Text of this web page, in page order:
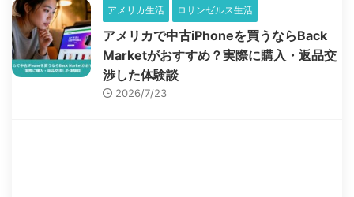
アメリカ生活 ロサンゼルス生活
アメリカで中古iPhoneを買うならBack
Marketがおすすめ？実際に購入・返品交
渉した体験談
2026/7/23